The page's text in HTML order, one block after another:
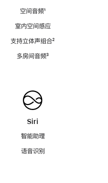
空间音频脚
¹
室内空间感应
支持立体声组合脚
²
多房间音频脚
³
Siri
智能助理
语音识别